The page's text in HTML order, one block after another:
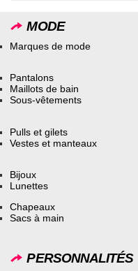
MODE
Marques de mode
Pantalons
Maillots de bain
Sous-vêtements
Pulls et gilets
Vestes et manteaux
Bijoux
Lunettes
Chapeaux
Sacs à main
PERSONNALITÉS